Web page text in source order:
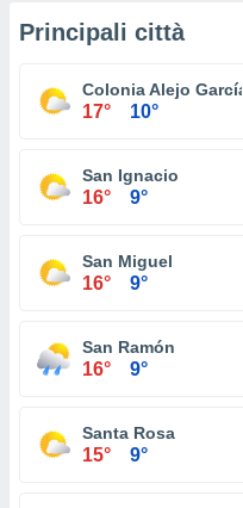
Principali città
Colonia Alejo García
17° 10°
San Ignacio
16° 9°
San Miguel
16° 9°
San Ramón
16° 9°
Santa Rosa
15° 9°